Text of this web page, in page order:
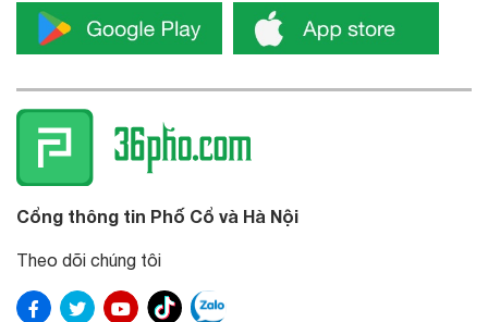
Cổng thông tin Phố Cổ và Hà Nội
Theo dõi chúng tôi